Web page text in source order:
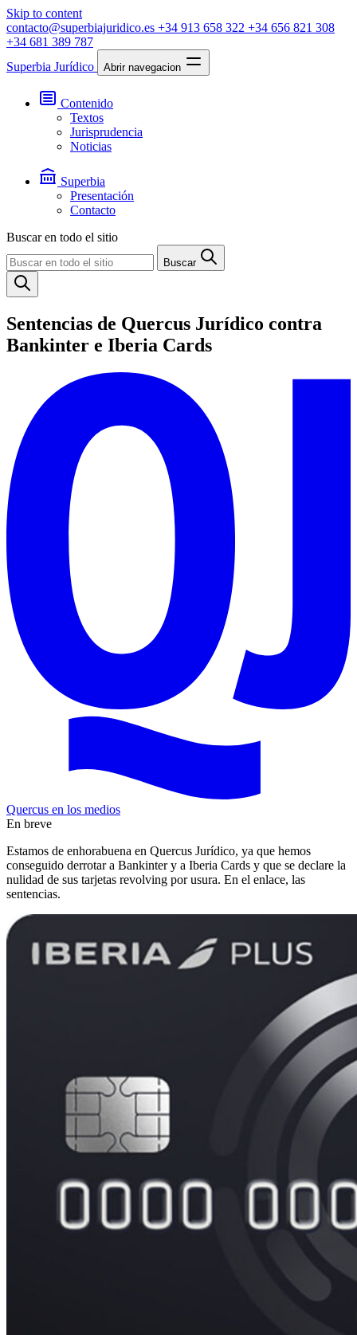
Skip to content
contacto@superbiajuridico.es +34 913 658 322 +34 656 821 308
+34 681 389 787
Superbia Jurídico
Abrir navegacion
Contenido
Textos
Jurisprudencia
Noticias
Superbia
Presentación
Contacto
Buscar en todo el sitio
Buscar
Sentencias de Quercus Jurídico contra
Bankinter e Iberia Cards
Quercus en los medios
En breve
Estamos de enhorabuena en Quercus Jurídico, ya que hemos
conseguido derrotar a Bankinter y a Iberia Cards y que se declare la
nulidad de sus tarjetas revolving por usura. En el enlace, las
sentencias.